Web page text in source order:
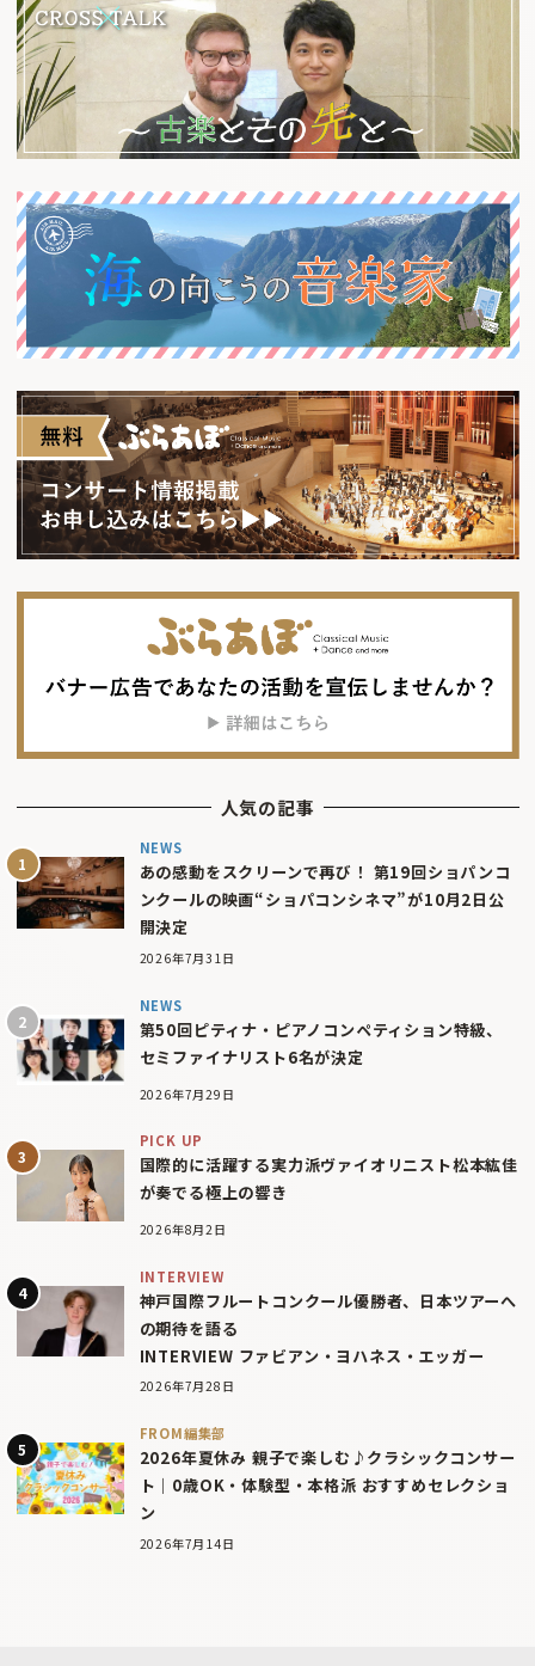
人気の記事
NEWS
あの感動をスクリーンで再び！ 第19回ショパンコ
ンクールの映画“ショパコンシネマ”が10月2日公
開決定
2026年7月31日
NEWS
第50回ピティナ・ピアノコンペティション特級、
セミファイナリスト6名が決定
2026年7月29日
PICK UP
国際的に活躍する実力派ヴァイオリニスト松本紘佳
が奏でる極上の響き
2026年8月2日
INTERVIEW
神戸国際フルートコンクール優勝者、日本ツアーへ
の期待を語る
INTERVIEW ファビアン・ヨハネス・エッガー
2026年7月28日
FROM編集部
2026年夏休み 親子で楽しむ♪クラシックコンサー
ト｜0歳OK・体験型・本格派 おすすめセレクショ
ン
2026年7月14日